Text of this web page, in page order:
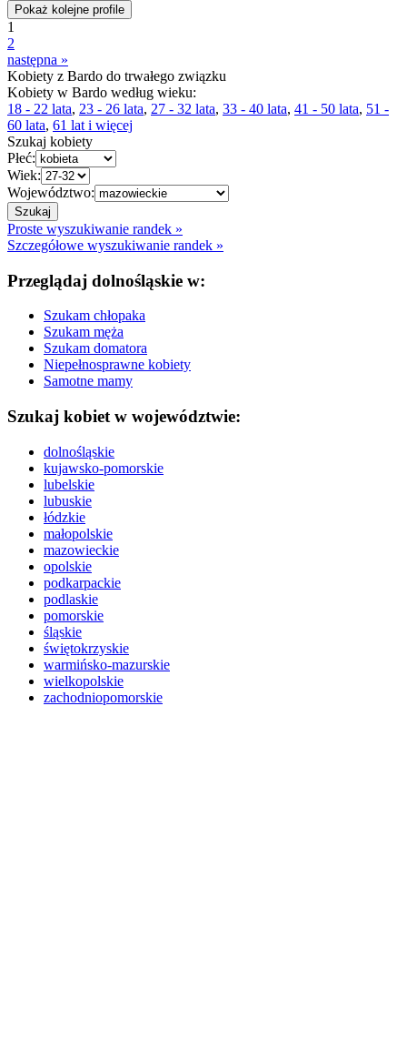
Pokaż kolejne profile
1
2
następna »
Kobiety z Bardo do trwałego związku
Kobiety w Bardo według wieku:
18 - 22 lata, 23 - 26 lata, 27 - 32 lata, 33 - 40 lata, 41 - 50 lata, 51 -
60 lata, 61 lat i więcej
Szukaj kobiety
Płeć:
Wiek:
Województwo:
Proste wyszukiwanie randek »
Szczegółowe wyszukiwanie randek »
Przeglądaj dolnośląskie w:
Szukam chłopaka
Szukam męża
Szukam domatora
Niepełnosprawne kobiety
Samotne mamy
Szukaj kobiet w województwie:
dolnośląskie
kujawsko-pomorskie
lubelskie
lubuskie
łódzkie
małopolskie
mazowieckie
opolskie
podkarpackie
podlaskie
pomorskie
śląskie
świętokrzyskie
warmińsko-mazurskie
wielkopolskie
zachodniopomorskie